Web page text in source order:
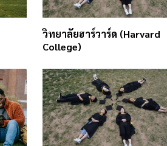
วิทยาลัยฮาร์วาร์ด (Harvard
College)